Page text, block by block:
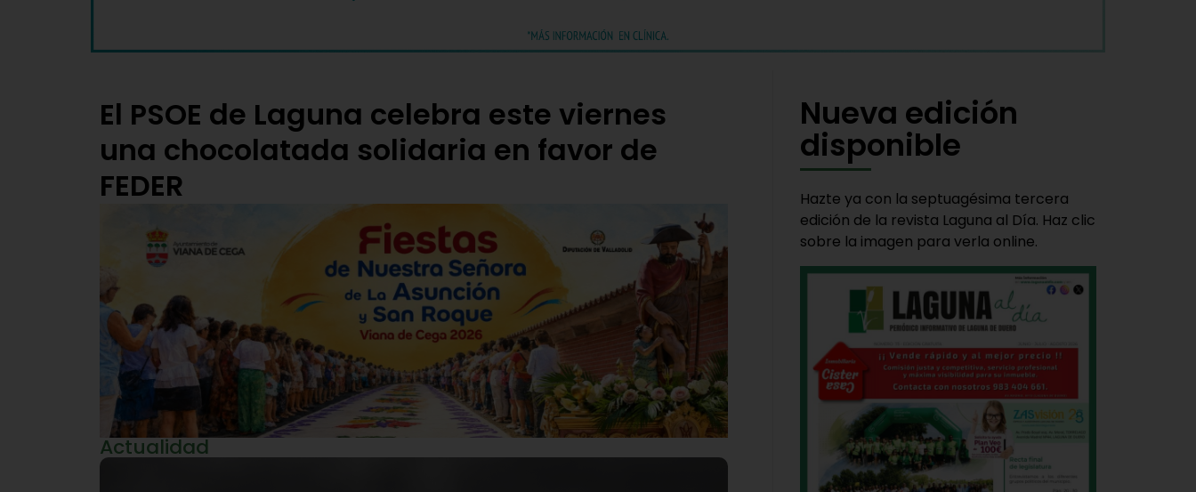
El PSOE de Laguna celebra este viernes
una chocolatada solidaria en favor de
FEDER
Actualidad
Nueva edición
disponible
Hazte ya con la septuagésima tercera
edición de la revista Laguna al Día. Haz clic
sobre la imagen para verla online.